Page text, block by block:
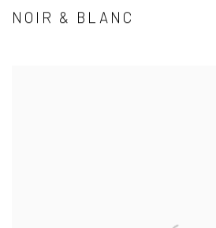
NOIR & BLANC